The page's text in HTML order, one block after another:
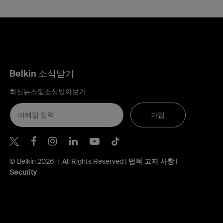
Belkin 소식받기
최신뉴스및소식받아보기
가입
Belkin Twitter
© Belkin 2026 | All Rights Reserved | 법적 고지 사항|
Security